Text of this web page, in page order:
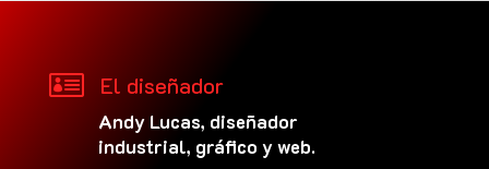
 El diseñador
Andy Lucas, diseñador
industrial, gráfico y web.